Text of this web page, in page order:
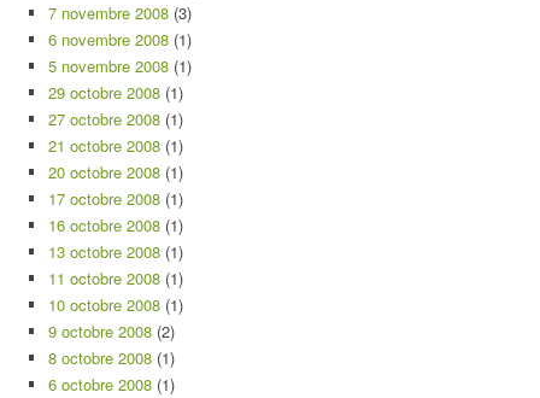
7 novembre 2008 (3)
6 novembre 2008 (1)
5 novembre 2008 (1)
29 octobre 2008 (1)
27 octobre 2008 (1)
21 octobre 2008 (1)
20 octobre 2008 (1)
17 octobre 2008 (1)
16 octobre 2008 (1)
13 octobre 2008 (1)
11 octobre 2008 (1)
10 octobre 2008 (1)
9 octobre 2008 (2)
8 octobre 2008 (1)
6 octobre 2008 (1)